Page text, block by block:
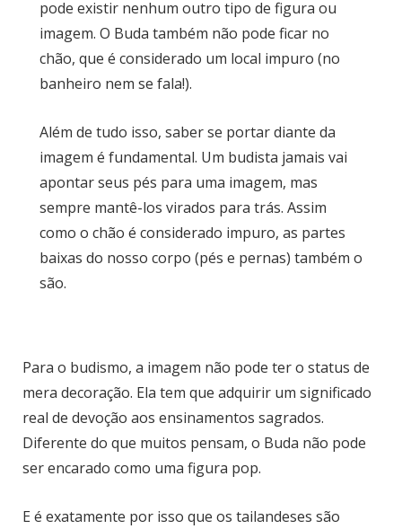
pode existir nenhum outro tipo de figura ou
imagem. O Buda também não pode ficar no
chão, que é considerado um local impuro (no
banheiro nem se fala!).
Além de tudo isso, saber se portar diante da
imagem é fundamental. Um budista jamais vai
apontar seus pés para uma imagem, mas
sempre mantê-los virados para trás. Assim
como o chão é considerado impuro, as partes
baixas do nosso corpo (pés e pernas) também o
são.
Para o budismo, a imagem não pode ter o status de
mera decoração. Ela tem que adquirir um significado
real de devoção aos ensinamentos sagrados.
Diferente do que muitos pensam, o Buda não pode
ser encarado como uma figura pop.
E é exatamente por isso que os tailandeses são